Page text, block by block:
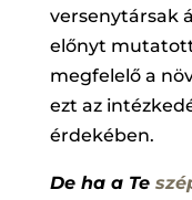
versenytársak
előnyt
megfelelő a
ezt az
érdekében.
De ha a Te